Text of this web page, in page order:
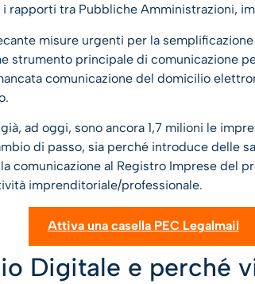
rapporti tra Pubbliche Amministrazioni,
misure urgenti per la semplificazione
strumento principale di comunicazione
comunicazione del domicilio
ad oggi, sono ancora 1,7 milioni le
di passo, sia perché introduce delle
la comunicazione al Registro Imprese del
imprenditoriale/professionale.
Attiva una casella PEC Legalmail
Digitale e perché